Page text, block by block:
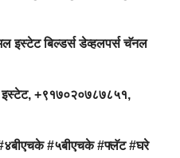
इस्टेट बिल्डर्स डेव्हलपर्स चॅनल
इस्टेट, +९१७०२०७८७८५१,
#५बीएचके #फ्लॅट #घरे